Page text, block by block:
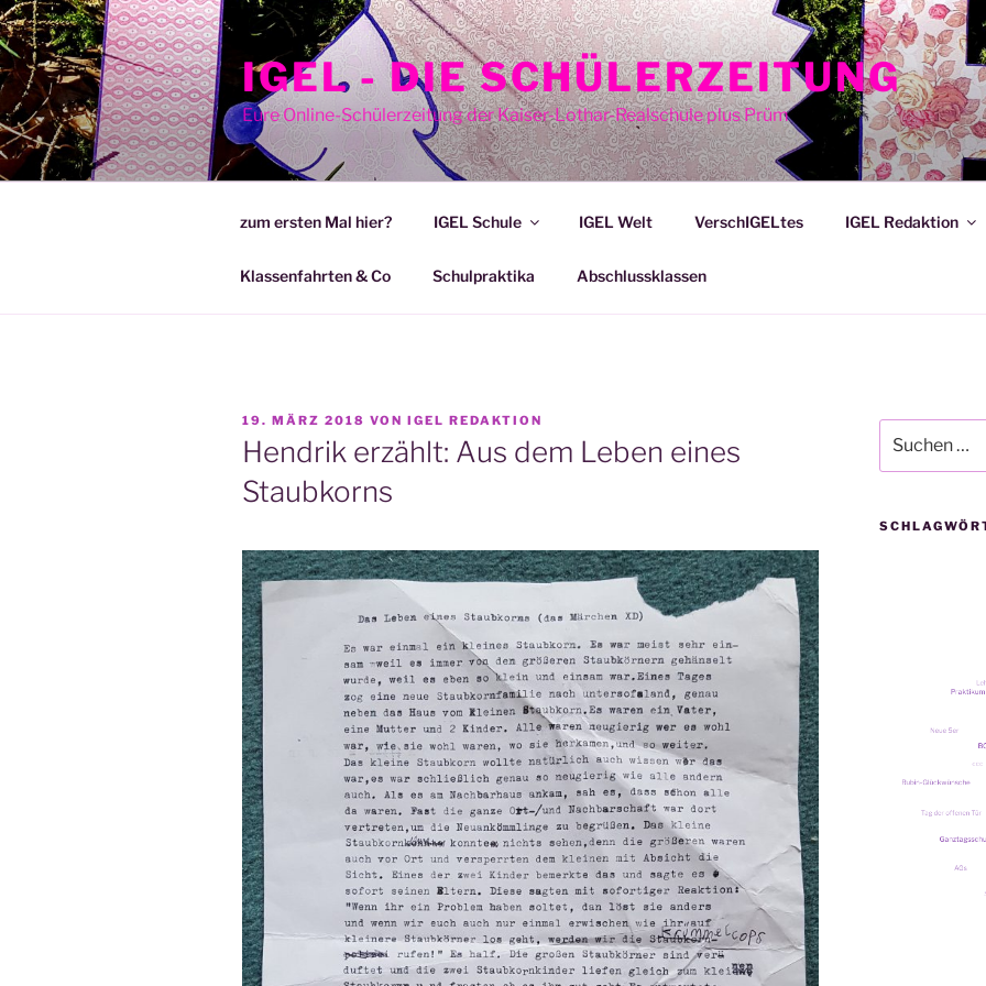
Zum
Inhalt
springen
IGEL - DIE SCHÜLERZEITUNG
Eure Online-Schülerzeitung der Kaiser-Lothar-Realschule plus Prüm
zum ersten Mal hier? IGEL Schule IGEL Welt VerschIGELtes IGEL Redaktion
Klassenfahrten & Co Schulpraktika Abschlussklassen
VERÖFFENTLICHT
AM
19. MÄRZ 2018 VON IGEL REDAKTION
Hendrik erzählt: Aus dem Leben eines
Staubkorns
nach: